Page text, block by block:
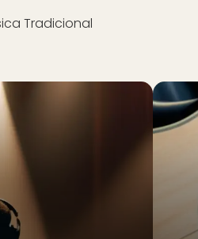
Tradicional